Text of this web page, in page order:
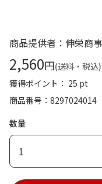
商品提供者：伸栄商
2,560円(送料・税込)
獲得ポイント： 25 pt
商品番号
8297024014
数量
1